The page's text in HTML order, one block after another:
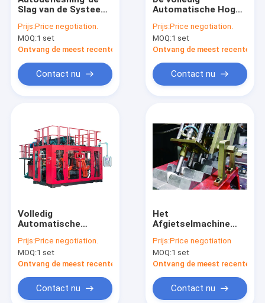
Slag van de Systeem
Vormen Machine
Prijs:Price negotiation.
MOQ:1 set
Ontvang de meest recente Prijs
Contact nu
Automatische Hoge
Machinemp100fd
Drie Laag 20L 30L
van het Slagafgietsel
Prijs:Price negotiation.
MOQ:1 set
Ontvang de meest recente
Contact nu
Volledig
Automatische
Vormen Machine
MP100FD voor
Automobiele Delen
Prijs:Price negotiation.
MOQ:1 set
Ontvang de meest recente Prijs
Contact nu
Het
Afgietselmachine
Defleshingsiml
Automatische
Plastic Slag met het
Prijs:Price negotiation
MOQ:1 set
Ontvang de meest recente
Contact nu